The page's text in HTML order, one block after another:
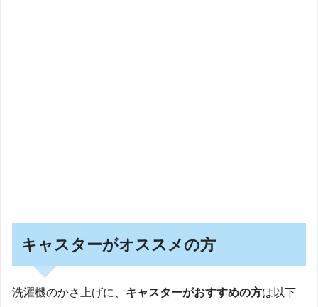
キャスターがオススメの方
洗濯機のかさ上げに、 キャスターがおすすめの方は以下